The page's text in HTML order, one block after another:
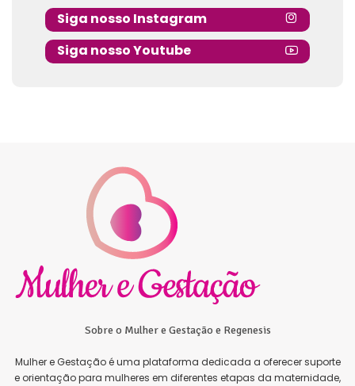
Siga nosso Instagram
Siga nosso Youtube
Sobre o Mulher e Gestação e Regenesis
Mulher e Gestação é uma plataforma dedicada a oferecer suporte
e orientação para mulheres em diferentes etapas da maternidade,